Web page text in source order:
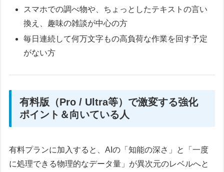
スマホでの調べ物や、ちょっとしたテキストの言い
換え、趣味の雑談が中心の方
毎日連続して何万文字もの高負荷な作業を回す予定
がない方
有料版（Pro / Ultra等）で激変する強化
ポイント＆向いている人
有料プランに加入すると、AIの「知能の深さ」と「一度
に処理できる物理的なデータ量」が異次元のレベルへと